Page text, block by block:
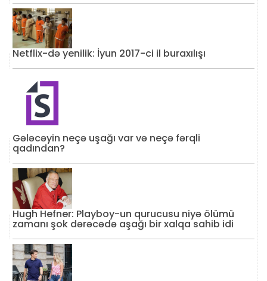
Netflix-də yenilik: İyun 2017-ci il buraxılışı
Gələcəyin neçə uşağı var və neçə fərqli
qadından?
Hugh Hefner: Playboy-un qurucusu niyə ölümü
zamanı şok dərəcədə aşağı bir xalqa sahib idi